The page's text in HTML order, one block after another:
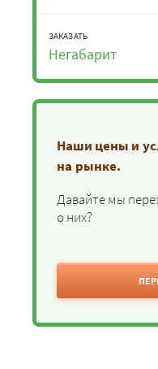
ЗАКАЗАТЬ
Негабарит
Наши цены и
на рынке.
Давайте мы
о них?